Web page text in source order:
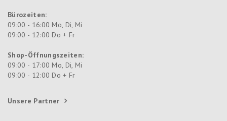
Bürozeiten:
09:00 - 16:00 Mo, Di, Mi
09:00 - 12:00 Do + Fr
Shop-Öffnungszeiten:
09:00 - 17:00 Mo, Di, Mi
09:00 - 12:00 Do + Fr
Unsere Partner